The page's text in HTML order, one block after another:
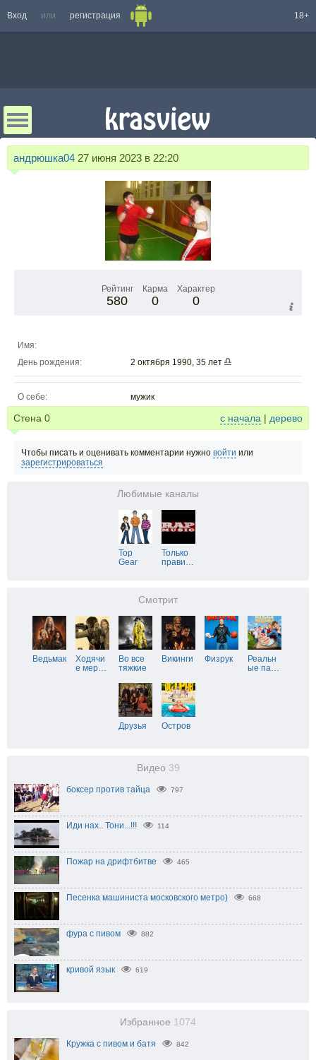
Вход или регистрация 18+
андрюшка04 27 июня 2023 в 22:20
Рейтинг
580
Карма
0
Характер
0
Имя:
День рождения:
2 октября 1990, 35 лет
О себе: мужик
Стена 0 с начала | дерево
Чтобы писать и оценивать комментарии нужно войти или
зарегистрироваться
Любимые каналы
Top
Gear
Только
прави…
Смотрит
Ведьмак
Ходячи
е мер…
Во все
тяжкие
Викинги Физрук
Реальн
ые па…
Друзья Остров
Видео 39
боксер против тайца 797
Иди нах.. Тони...!!! 114
Пожар на дрифтбитве 465
Песенка машиниста московского метро) 668
фура с пивом 882
кривой язык 619
Избранное 1074
Кружка с пивом и батя 842